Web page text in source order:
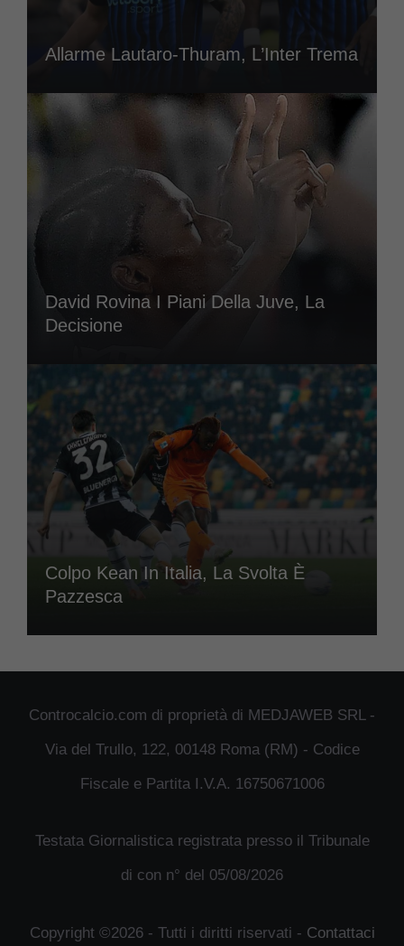
Allarme Lautaro-Thuram, L’Inter Trema
David Rovina I Piani Della Juve, La
Decisione
Colpo Kean In Italia, La Svolta È
Pazzesca
Controcalcio.com di proprietà di MEDJAWEB SRL -
Via del Trullo, 122, 00148 Roma (RM) - Codice
Fiscale e Partita I.V.A. 16750671006
Testata Giornalistica registrata presso il Tribunale
di con n° del 05/08/2026
Copyright ©2026 - Tutti i diritti riservati - Contattaci